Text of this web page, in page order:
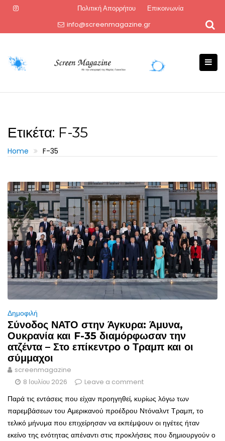
Πολιτική Απορρήτου
Επικοινωνία
info@screenmagazine.gr
Ετικέτα: F-35
Home F-35
Δημοφιλή
Σύνοδος ΝΑΤΟ στην Άγκυρα: Άμυνα,
Ουκρανία και F-35 διαμόρφωσαν την
ατζέντα – Στο επίκεντρο ο Τραμπ και οι
σύμμαχοι
screenmagazine
8 Ιουλίου 2026
Leave a comment
Παρά τις εντάσεις που είχαν προηγηθεί, κυρίως λόγω των
παρεμβάσεων του Αμερικανού προέδρου Ντόναλντ Τραμπ, το
τελικό μήνυμα που επιχείρησαν να εκπέμψουν οι ηγέτες ήταν
εκείνο της ενότητας απέναντι στις προκλήσεις που δημιουργούν ο